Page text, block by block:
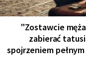
"Zostawcie
zabierać
spojrzeniem